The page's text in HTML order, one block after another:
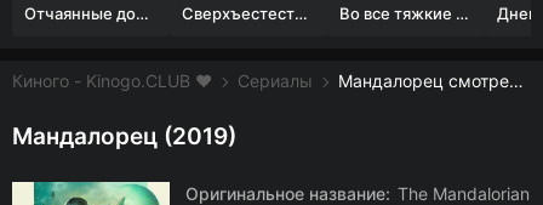
Отчаянные домохозяйки (1 сезон) Сверхъестественное Во все тяжкие 1-5 сезон
Киного - Kinogo.CLUB ❤️ Сериалы Мандалорец смотреть онлайн бесплатно
Мандалорец (2019)
Оригинальное название: The Mandalorian